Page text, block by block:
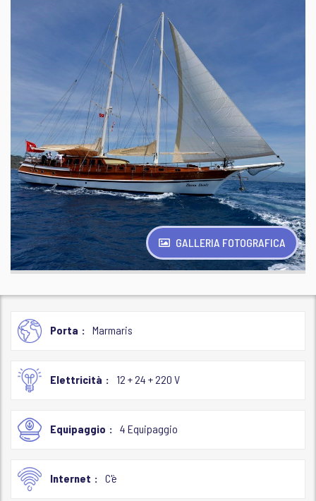
GALLERIA FOTOGRAFICA
Porta Marmaris
Elettricità 12 + 24 + 220 V
Equipaggio 4 Equipaggio
Internet C'è